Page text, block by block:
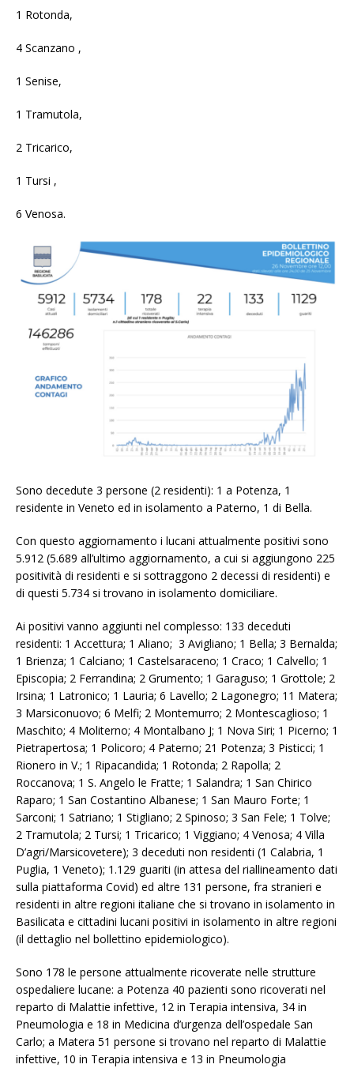
1 Rotonda,
4 Scanzano ,
1 Senise,
1 Tramutola,
2 Tricarico,
1 Tursi ,
6 Venosa.
Sono decedute 3 persone (2 residenti): 1 a Potenza, 1
residente in Veneto ed in isolamento a Paterno, 1 di Bella.
Con questo aggiornamento i lucani attualmente positivi sono
5.912 (5.689 all’ultimo aggiornamento, a cui si aggiungono 225
positività di residenti e si sottraggono 2 decessi di residenti) e
di questi 5.734 si trovano in isolamento domiciliare.
Ai positivi vanno aggiunti nel complesso: 133 deceduti
residenti: 1 Accettura; 1 Aliano; 3 Avigliano; 1 Bella; 3 Bernalda;
1 Brienza; 1 Calciano; 1 Castelsaraceno; 1 Craco; 1 Calvello; 1
Episcopia; 2 Ferrandina; 2 Grumento; 1 Garaguso; 1 Grottole; 2
Irsina; 1 Latronico; 1 Lauria; 6 Lavello; 2 Lagonegro; 11 Matera;
3 Marsiconuovo; 6 Melfi; 2 Montemurro; 2 Montescaglioso; 1
Maschito; 4 Moliterno; 4 Montalbano J; 1 Nova Siri; 1 Picerno; 1
Pietrapertosa; 1 Policoro; 4 Paterno; 21 Potenza; 3 Pisticci; 1
Rionero in V.; 1 Ripacandida; 1 Rotonda; 2 Rapolla; 2
Roccanova; 1 S. Angelo le Fratte; 1 Salandra; 1 San Chirico
Raparo; 1 San Costantino Albanese; 1 San Mauro Forte; 1
Sarconi; 1 Satriano; 1 Stigliano; 2 Spinoso; 3 San Fele; 1 Tolve;
2 Tramutola; 2 Tursi; 1 Tricarico; 1 Viggiano; 4 Venosa; 4 Villa
D’agri/Marsicovetere); 3 deceduti non residenti (1 Calabria, 1
Puglia, 1 Veneto); 1.129 guariti (in attesa del riallineamento dati
sulla piattaforma Covid) ed altre 131 persone, fra stranieri e
residenti in altre regioni italiane che si trovano in isolamento in
Basilicata e cittadini lucani positivi in isolamento in altre regioni
(il dettaglio nel bollettino epidemiologico).
Sono 178 le persone attualmente ricoverate nelle strutture
ospedaliere lucane: a Potenza 40 pazienti sono ricoverati nel
reparto di Malattie infettive, 12 in Terapia intensiva, 34 in
Pneumologia e 18 in Medicina d’urgenza dell’ospedale San
Carlo; a Matera 51 persone si trovano nel reparto di Malattie
infettive, 10 in Terapia intensiva e 13 in Pneumologia